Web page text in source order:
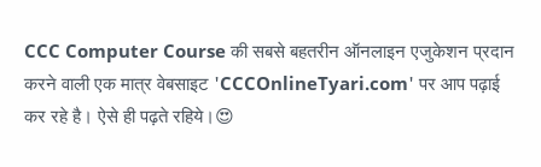
CCC Computer Courseकी सबसे बहतरीन ऑनलाइन एजुकेशन प्रदान
करने वाली एक मात्र वेबसाइट 'CCCOnlineTyari.com' पर आप पढ़ाई
कर रहे है। ऐसे ही पढ़ते रहिये।😍